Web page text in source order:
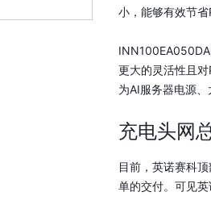
小，能够有效节省
更大的灵活性且
为AI服务器电源
充电头网
目前，英诺赛科
单的交付。可见